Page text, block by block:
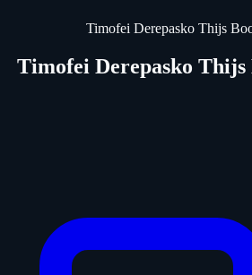
14 30 Timofei Derepasko